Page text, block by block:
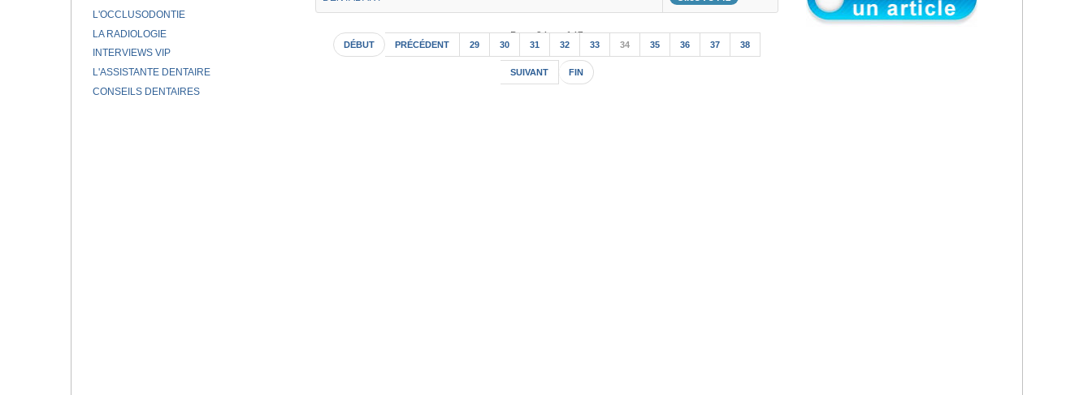
Page 34 sur 147
DÉBUT PRÉCÉDENT 29 30 31 32 33 34 35 36 37 38
SUIVANT FIN
L'OCCLUSODONTIE
LA RADIOLOGIE
INTERVIEWS VIP
L'ASSISTANTE DENTAIRE
CONSEILS DENTAIRES